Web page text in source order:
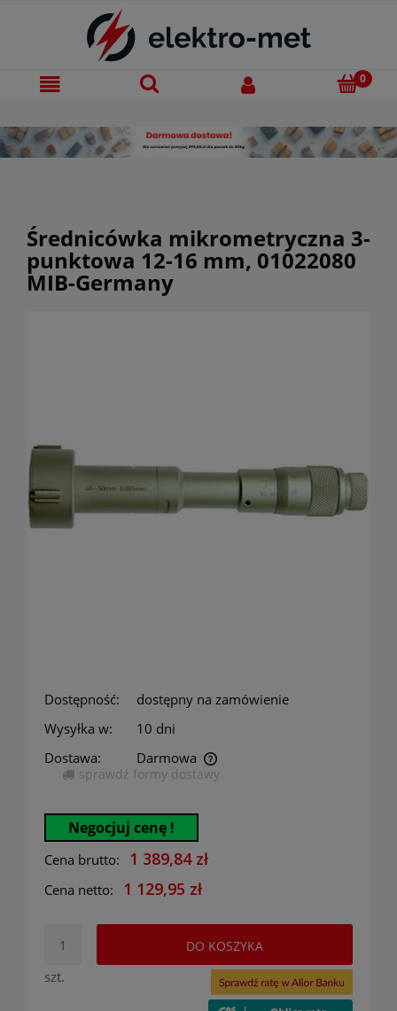
Średnicówka mikrometryczna 3-
punktowa 12-16 mm, 01022080
MIB-Germany
Dostępność:
dostępny na zamówienie
Wysyłka w:
10 dni
Dostawa:
Darmowa
Cena nie zawiera ewentualnych kosztów płatności
sprawdź formy dostawy
Negocjuj cenę !
Cena brutto: 1 389,84 zł
Cena netto: 1 129,95 zł
szt.
DO KOSZYKA